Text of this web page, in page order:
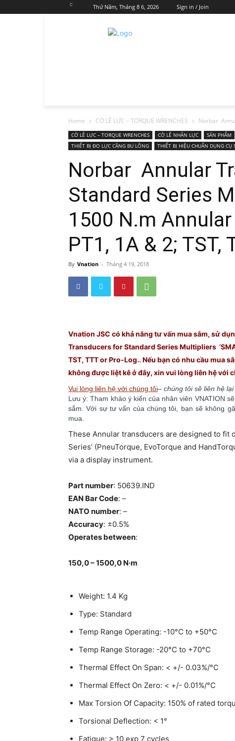
C Thứ Năm, Tháng 8 6, 2026 Sign in / Join
Home CỜ LÊ LỰC – TORQUE WRENCHES Norbar
CỜ LÊ LỰC – TORQUE WRENCHES CỜ LÊ NHÂN LỰC SẢN PHẨM
THIẾT BỊ ĐO LỰC CĂNG BU LÔNG
THIẾT BỊ HIỆU CHUẨN DỤNG CỤ
Norbar Annular
Standard Series
1500 N.m Annular
PT1, 1A & 2; TST,
By Vnation - Tháng 4 19, 2018
Vnation JSC có khả năng tư vấn mua sắm, sử
Transducers for Standard Series Multipliers
TST, TTT or Pro-Log.. Nếu bạn có nhu cầu mua
không được liệt kê ở đây, xin vui lòng liên hệ với
Vui lòng liên hệ với chúng tôi– chúng tôi sẽ liên hệ
Lưu ý: Tham khảo ý kiến của nhân viên VNATION
sắm. ​​Với sự tư vấn của chúng tôi, bạn sẽ không
mua.
These Annular transducers are designed to fit
Series’ (PneuTorque, EvoTorque and
via a display instrument.
Part number: 50639.IND
EAN Bar Code: –
NATO number: –
Accuracy: ±0.5%
Operates between:
150,0 – 1500,0 N·m
Weight: 1.4 Kg
Type: Standard
Temp Range Operating: -10°C to +50°C
Temp Range Storage: -20°C to +70°C
Thermal Effect On Span: < +/- 0.03%/°C
Thermal Effect On Zero: < +/- 0.01%/°C
Max Torsion Of Capacity: 150% of rated
Torsional Deflection: < 1°
Fatigue: > 10 exp 7 cycles